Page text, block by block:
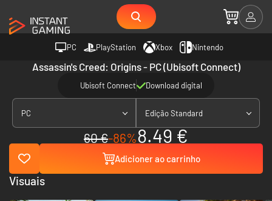
PC PlayStation Xbox Nintendo
Assassin's Creed: Origins - PC (Ubisoft Connect)
Ubisoft Connect Download digital
PC Edição Standard
60 €-86%8.49 €
Adicioner ao carrinho
Visuais